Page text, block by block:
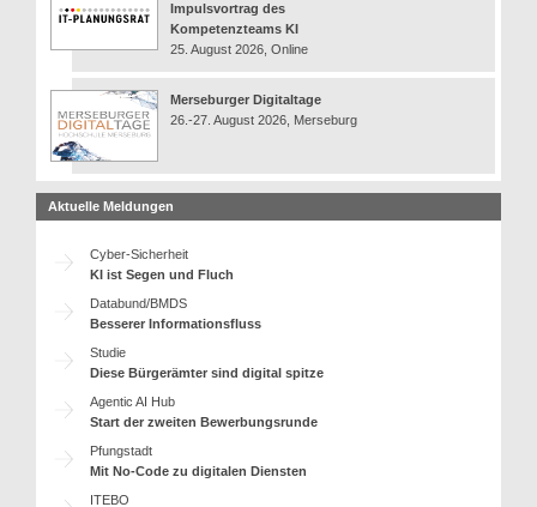
Impulsvortrag des
Kompetenzteams KI
25. August 2026, Online
Merseburger Digitaltage
26.-27. August 2026, Merseburg
Aktuelle Meldungen
Cyber-Sicherheit
KI ist Segen und Fluch
Databund/BMDS
Besserer Informationsfluss
Studie
Diese Bürgerämter sind digital spitze
Agentic AI Hub
Start der zweiten Bewerbungsrunde
Pfungstadt
Mit No-Code zu digitalen Diensten
ITEBO